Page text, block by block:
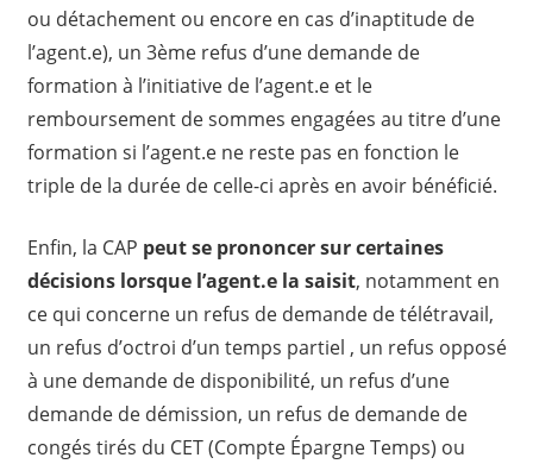
ou détachement ou encore en cas d’inaptitude de
l’agent.e), un 3ème refus d’une demande de
formation à l’initiative de l’agent.e et le
remboursement de sommes engagées au titre d’une
formation si l’agent.e ne reste pas en fonction le
triple de la durée de celle-ci après en avoir bénéficié.
Enfin, la CAP peut se prononcer sur certaines
décisions lorsque l’agent.e la saisit, notamment en
ce qui concerne un refus de demande de télétravail,
un refus d’octroi d’un temps partiel , un refus opposé
à une demande de disponibilité, un refus d’une
demande de démission, un refus de demande de
congés tirés du CET (Compte Épargne Temps) ou